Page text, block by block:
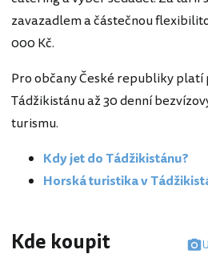
zavazadlem a částečnou
000 Kč.
Pro občany České republiky platí
Tádžikistánu až 30 denní
turismu.
Kdy jet do Tádžikistánu?
Horská turistika v
Kde koupit